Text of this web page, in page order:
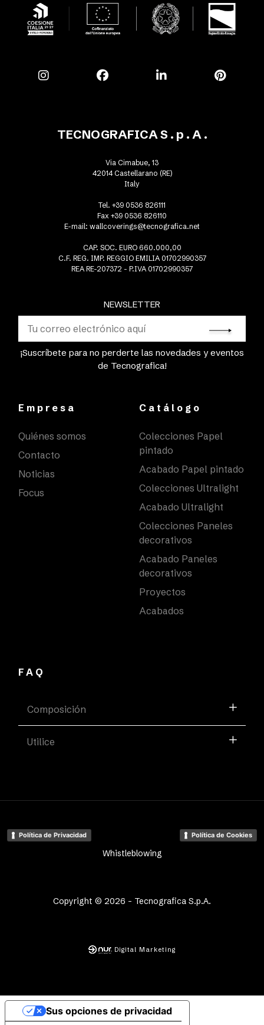
NEWSLETTER
¡Suscríbete para no perderte las novedades y eventos
de Tecnografica!
TECNOGRAFICA S . p . A .
Via Cimabue, 13
42014 Castellarano (RE)
Italy
Tel. +39 0536 826111
Fax +39 0536 826110
E-mail: wallcoverings@tecnografica.net
CAP. SOC. EURO 660.000,00
C.F. REG. IMP. REGGIO EMILIA 01702990357
REA RE-207372 - P.IVA 01702990357
Empresa
Quiénes somos
Contacto
Noticias
Focus
Catálogo
Colecciones Papel
pintado
Acabado Papel pintado
Colecciones Ultralight
Acabado Ultralight
Colecciones Paneles
decorativos
Acabado Paneles
decorativos
Proyectos
Acabados
FAQ
Composición
Utilice
Copyright © 2026 - Tecnografica S.p.A.
Política de Privacidad Política de Cookies
Whistleblowing
Digital Marketing
Sus opciones de privacidad